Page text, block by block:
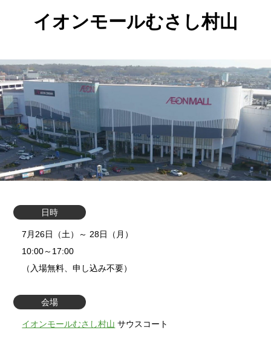
イオンモールむさし村山
日時
7月26日（土）～ 28日（月）
10:00～17:00
（入場無料、申し込み不要）
会場
イオンモールむさし村山 サウスコート